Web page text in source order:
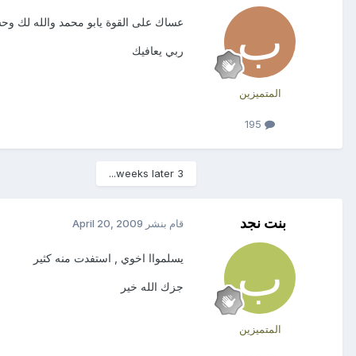
المتميزين
عساك على القوة يابو محمد والله لك
ربي يعافيك
3 weeks later...
بنت نجد
المتميزين
قام بنشر April 20, 2009
يسلمواا اخوي , استفدت منه كثير
جزك الله خير